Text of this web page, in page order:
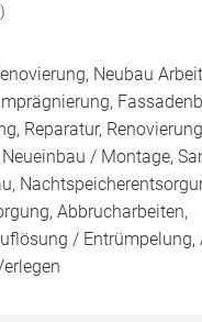
Neubau
Reparatur,
/ Montage,
Abbrucharbeiten,
/ Entrümpelung,